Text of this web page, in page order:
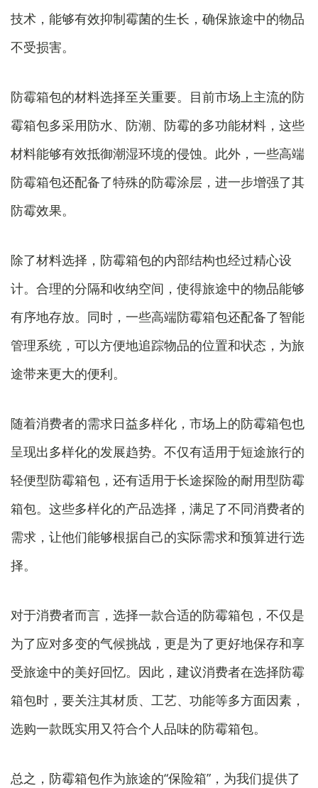
技术，能够有效抑制霉菌的生长，确保旅途中的物品
不受损害。
防霉箱包的材料选择至关重要。目前市场上主流的防
霉箱包多采用防水、防潮、防霉的多功能材料，这些
材料能够有效抵御潮湿环境的侵蚀。此外，一些高端
防霉箱包还配备了特殊的防霉涂层，进一步增强了其
防霉效果。
除了材料选择，防霉箱包的内部结构也经过精心设
计。合理的分隔和收纳空间，使得旅途中的物品能够
有序地存放。同时，一些高端防霉箱包还配备了智能
管理系统，可以方便地追踪物品的位置和状态，为旅
途带来更大的便利。
随着消费者的需求日益多样化，市场上的防霉箱包也
呈现出多样化的发展趋势。不仅有适用于短途旅行的
轻便型防霉箱包，还有适用于长途探险的耐用型防霉
箱包。这些多样化的产品选择，满足了不同消费者的
需求，让他们能够根据自己的实际需求和预算进行选
择。
对于消费者而言，选择一款合适的防霉箱包，不仅是
为了应对多变的气候挑战，更是为了更好地保存和享
受旅途中的美好回忆。因此，建议消费者在选择防霉
箱包时，要关注其材质、工艺、功能等多方面因素，
选购一款既实用又符合个人品味的防霉箱包。
总之，防霉箱包作为旅途的“保险箱”，为我们提供了